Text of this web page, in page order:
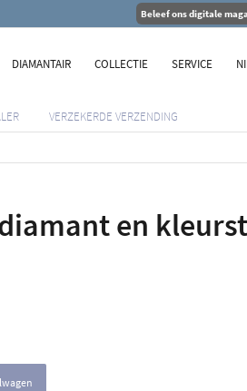
Beleef ons digitale
DIAMANTAIR COLLECTIE SERVICE
VERZEKERDE VERZENDING
en